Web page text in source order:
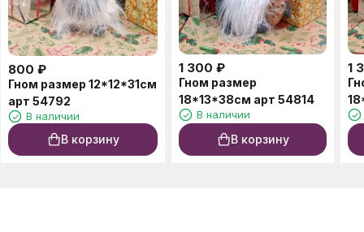
800 ₽
Гном размер 12*12*31см
арт 54792
В наличии
В корзину
1 300 ₽
Гном размер
18*13*38см арт 54814
В наличии
В корзину
1